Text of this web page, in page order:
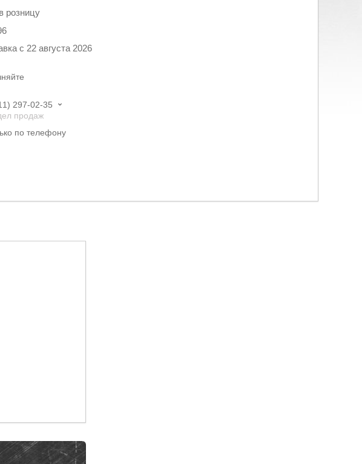
розницу
с 22 августа 2026
297-02-35
продаж
по телефону